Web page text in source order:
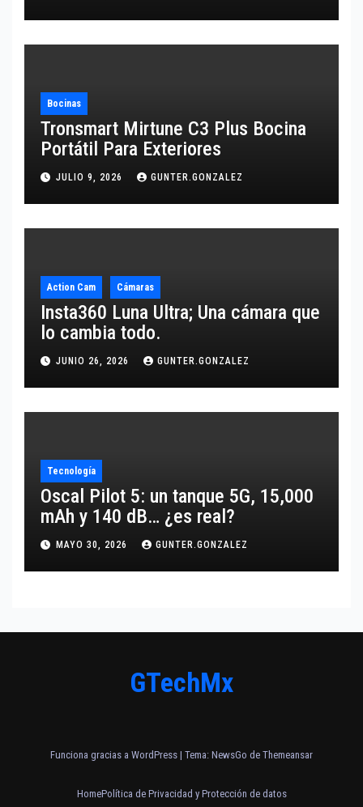
Bocinas
Tronsmart Mirtune C3 Plus Bocina
Portátil Para Exteriores
JULIO 9, 2026 GUNTER.GONZALEZ
Action Cam Cámaras
Insta360 Luna Ultra; Una cámara que
lo cambia todo.
JUNIO 26, 2026 GUNTER.GONZALEZ
Tecnología
Oscal Pilot 5: un tanque 5G, 15,000
mAh y 140 dB… ¿es real?
MAYO 30, 2026 GUNTER.GONZALEZ
GTechMx
Funciona gracias a WordPress | Tema: NewsGo de Themeansar
HomePolítica de Privacidad y Protección de datos